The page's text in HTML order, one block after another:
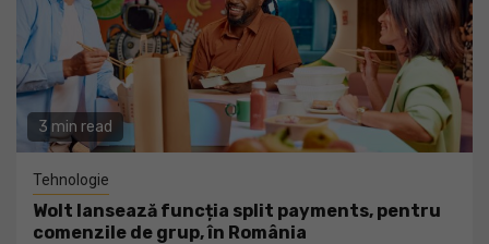
3 min read
Tehnologie
Wolt lansează funcția split payments, pentru
comenzile de grup, în România